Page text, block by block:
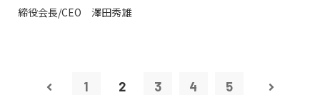
締役会長/CEO 澤田秀雄
1 2 3 4 5